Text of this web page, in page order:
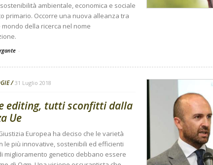
ambientale, economica e sociale
primario. Occorre una nuova alleanza tra
della ricerca nel nome
-
31 Luglio 2018
editing, tutti sconfitti dalla
Ue
Europea ha deciso che le varietà
le più innovative, sostenibili ed efficienti
miglioramento genetico debbano essere